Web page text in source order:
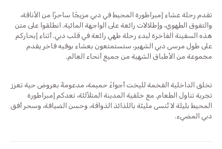
تقدم رحلة عشاء إمبراطورة المحيط في دبي مزيجًا ساحرًا من الأناقة،
والتفوق الطهوي، وإطلالات رائعة على الواجهة المائية. انطلقوا على متن
هذه السفينة الفاخرة لبدء رحلة طهي رائعة في قلب دبي. أثناء إبحاركم
على طول مرسى دبي الشهير، ستستمتعون بعشاء بوفيه فاخر يقدم
مجموعة من الأطباق الشهية من جميع أنحاء العالم.
تخلق الداخلية الفخمة لليخت أجواءً حميمة، مدعومةً بعروض حية تعزز
تجربة تناول الطعام. مع خلفية المدينة المتلألئة، تعدكم إمبراطورة
المحيط بليلة لا تُنسى مليئة باللذائذ الذواقة، وحسن الضيافة، وسحر أفق
دبي المضيء.